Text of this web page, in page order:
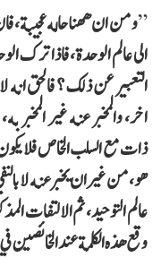
و من ان ههنا حاله عجيبة ،
الى عالم الوحدة، فاذا ترك
التعبير عن ذلك ؟ فالحق انه
اخر، والمخبر عنه غير
ذات مع السلب الخاص
هو، من غير ان يخبر عنه لا
عالم التوحيد ، ثم الالتفات
وقع هذه الكلمة عند الخائصين في